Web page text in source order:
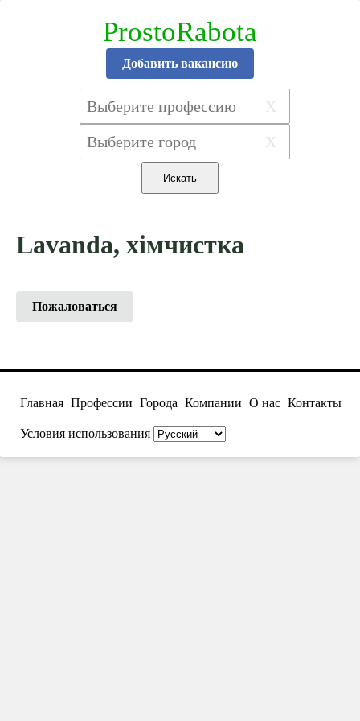
ProstoRabota
Добавить вакансию
X
X
Lavanda, хімчистка
Пожаловаться
Главная Профессии Города Компании О нас Контакты
Условия использования